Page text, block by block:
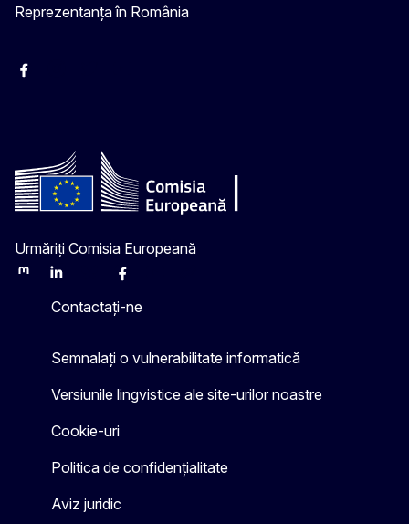
Reprezentanța în România
Facebook
Urmăriți Comisia Europeană
MastodonLinkedInBlueskyFacebook
Contactați-ne
Semnalați o vulnerabilitate informatică
Versiunile lingvistice ale site-urilor noastre
Cookie-uri
Politica de confidențialitate
Aviz juridic